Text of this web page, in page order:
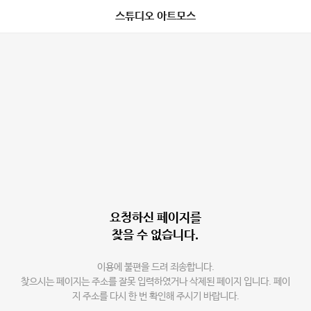
스튜디오 아트모스
요청하신 페이지를
찾을 수 없습니다.
이용에 불편을 드려 죄송합니다.
찾으시는 페이지는 주소를 잘못 입력하였거나 삭제된 페이지 입니다. 페이
지 주소를 다시 한 번 확인해 주시기 바랍니다.